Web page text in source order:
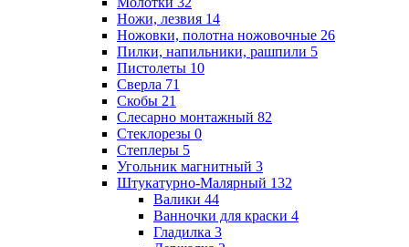
Ножи, лезвия 14
Ножовки, полотна ножовочные 26
Пилки, напильники, рашпили 5
Пистолеты 10
Сверла 71
Скобы 21
Слесарно монтажный 82
Стеклорезы 0
Степлеры 5
Угольник магнитный 3
Штукатурно-Малярный 132
Валики 44
Ванночки для краски 4
Гладилка 3